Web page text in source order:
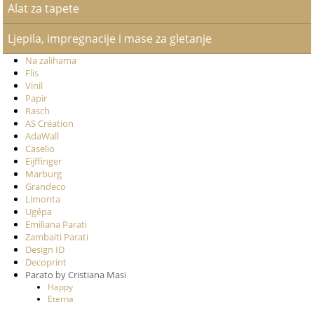
Alat za tapete
Ljepila, impregnacije i mase za gletanje
Na zalihama
Flis
Vinil
Papir
Rasch
AS Création
AdaWall
Caselio
Eijffinger
Marburg
Grandeco
Limonta
Ugépa
Emiliana Parati
Zambaiti Parati
Design ID
Decoprint
Parato by Cristiana Masi
Happy
Eterna